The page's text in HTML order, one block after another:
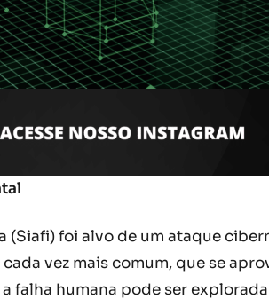
foi alvo de um ataque
vez mais comum, que se
falha humana pode ser